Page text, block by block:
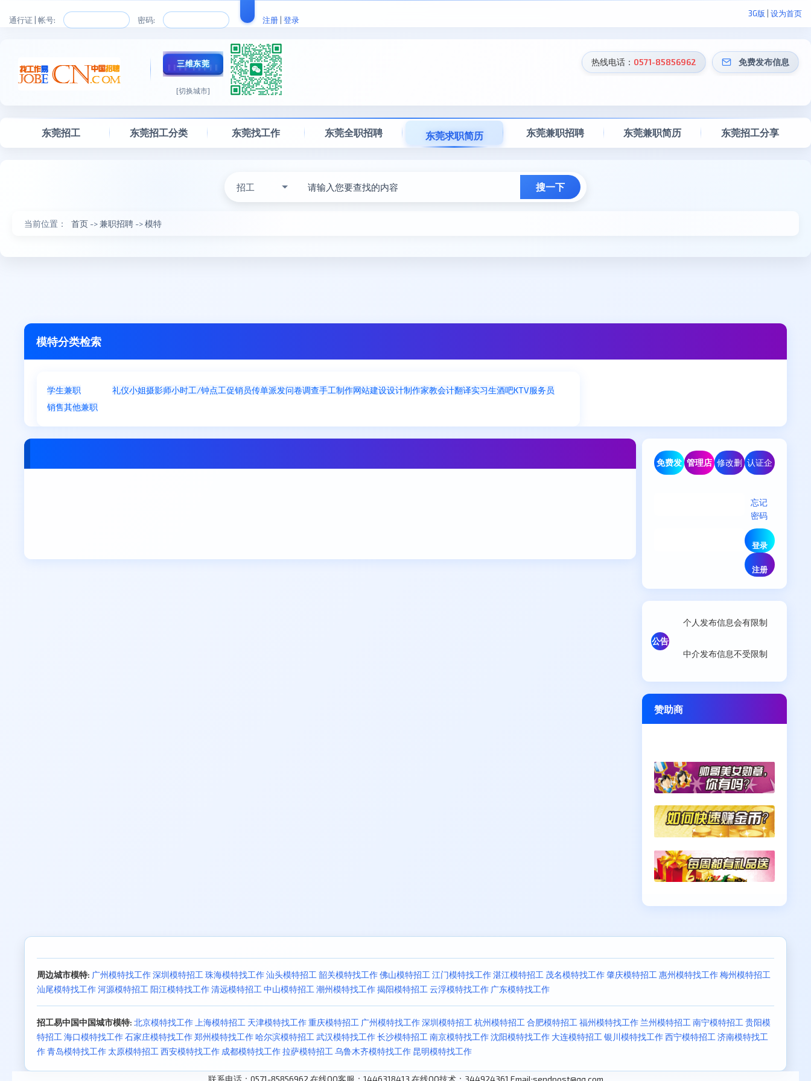
通行证 | 帐号: 密码: 注册 | 登录
3G版 设为首页
三维东莞
[切换城市]
热线电话： 0571-85856962 免费发布信息
东莞招工 东莞招工分类 东莞找工作 东莞全职招聘 东莞求职简历 东莞兼职招聘 东莞兼职简历 东莞招工分享
招工
当前位置： 首页 ->兼职招聘 ->模特
模特分类检索
学生兼职 礼仪小姐摄影师小时工/钟点工促销员传单派发问卷调查手工制作网站建设设计制作家教会计翻译实习生酒吧KTV服务员
销售其他兼职
东莞
免费发 管理店 修改删 认证企
忘记
密码
公告
个人发布信息会有限制
中介发布信息不受限制
赞助商
周边城市模特: 广州模特找工作深圳模特招工 珠海模特找工作汕头模特招工 韶关模特找工作佛山模特招工 江门模特找工作湛江模特招工 茂名模特找工作肇庆模特招工 惠州模特找工作梅州模特招工
汕尾模特找工作河源模特招工 阳江模特找工作清远模特招工 中山模特招工 潮州模特找工作揭阳模特招工 云浮模特找工作 广东模特找工作
招工易中国中国城市模特: 北京模特找工作 上海模特招工 天津模特找工作重庆模特招工 广州模特找工作深圳模特招工 杭州模特招工 合肥模特招工 福州模特找工作 兰州模特招工 南宁模特招工 贵阳模
特招工 海口模特找工作石家庄模特找工作郑州模特找工作哈尔滨模特招工 武汉模特找工作长沙模特招工 南京模特找工作沈阳模特找工作 大连模特招工 银川模特找工作西宁模特招工 济南模特找工
作青岛模特找工作 太原模特招工 西安模特找工作 成都模特找工作拉萨模特招工 乌鲁木齐模特找工作 昆明模特找工作
联系电话：0571-85856962 在线QQ客服：1446318413 在线QQ技术：344924361 Email:sendpost@qq.com